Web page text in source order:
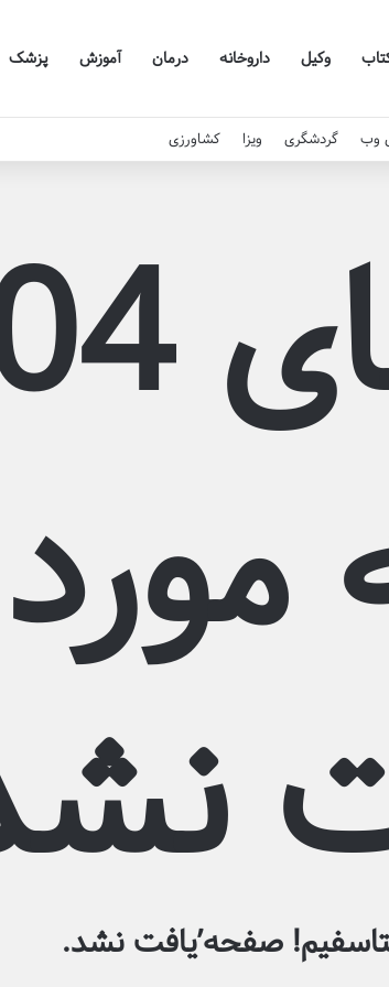
وکیل داروخانه درمان آموزش پزشک
وب گردشگری ویزا کشاورزی
صفحه’یافت نشد.